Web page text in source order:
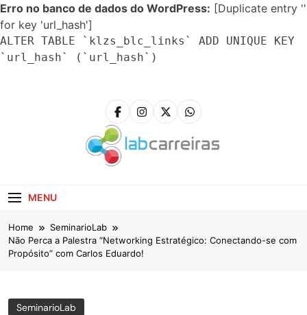
Erro no banco de dados do WordPress: [Duplicate entry ''
for key 'url_hash']
ALTER TABLE `klzs_blc_links` ADD UNIQUE KEY
`url_hash` (`url_hash`)
MENU
Home
SeminarioLab
Não Perca a Palestra “Networking Estratégico: Conectando-se com
Propósito” com Carlos Eduardo!
SeminarioLab